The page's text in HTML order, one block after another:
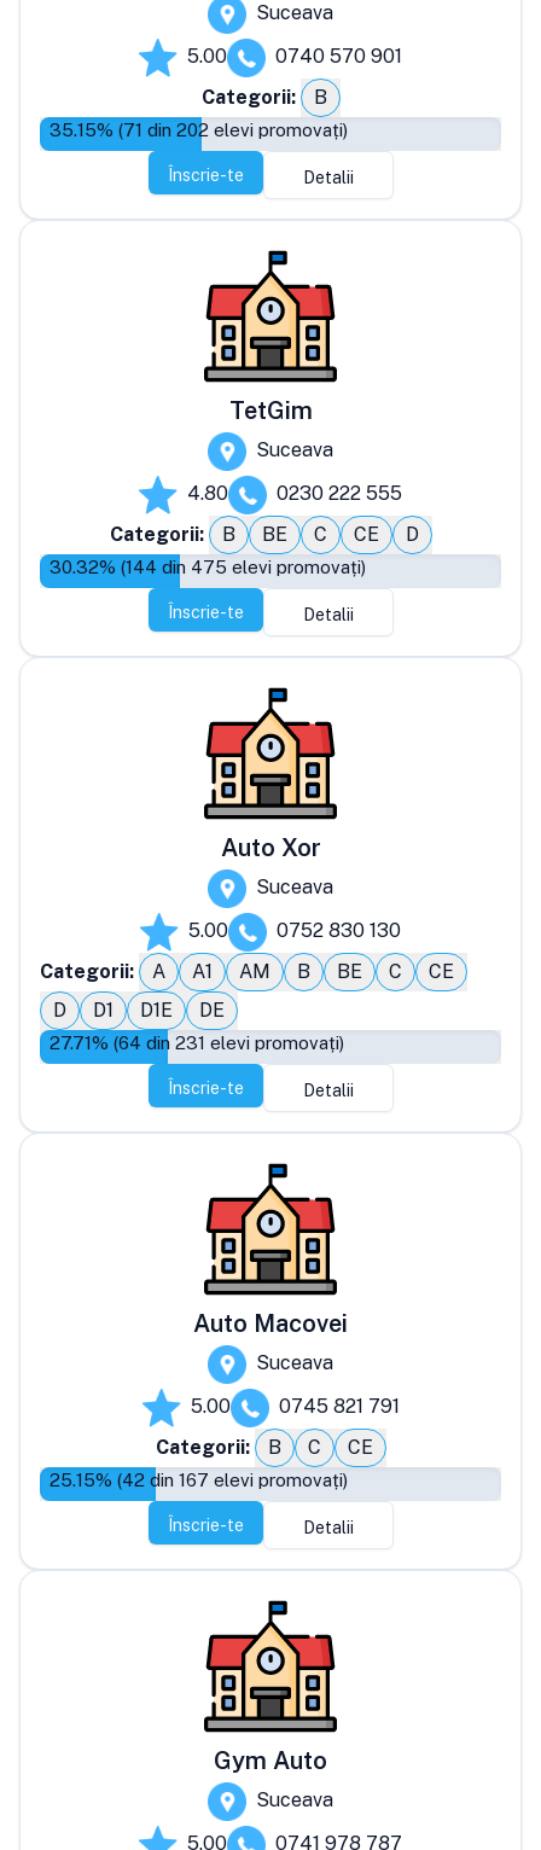
Suceava
5.00
0740 570 901
Categorii:
B
35.15% (71 din 202 elevi promovați)
Înscrie-te Detalii
TetGim
Suceava
4.80
0230 222 555
Categorii:
B BE C CE D
30.32% (144 din 475 elevi promovați)
Înscrie-te Detalii
Auto Xor
Suceava
5.00
0752 830 130
Categorii:
A A1 AM B BE C
CE
D
D1 D1E DE
27.71% (64 din 231 elevi promovați)
Înscrie-te Detalii
Auto Macovei
Suceava
5.00
0745 821 791
Categorii:
B C CE
25.15% (42 din 167 elevi promovați)
Înscrie-te Detalii
Gym Auto
Suceava
5.00
0741 978 787